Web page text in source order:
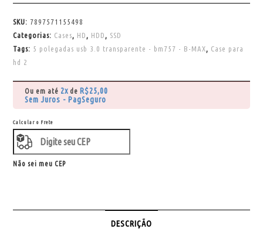
SKU: 7897571155498
Categorias: Cases HD HDD
SSD
Tags: 5 polegadas usb 3.0 transparente - bm757 - B-MAX
Case para
hd 2
Ou em até 2x de R$25,00
Sem Juros - PagSeguro
Calcular o Frete
Não sei meu CEP
DESCRIÇÃO